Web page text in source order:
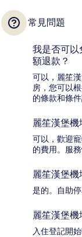
常見問題
我是否可以
額退款？
可以，麗笙
房，您可以
的條款和條
麗笙漢堡機
可以，歡迎
的費用。服
麗笙漢堡機
是的。自助停
麗笙漢堡機
入住登記開